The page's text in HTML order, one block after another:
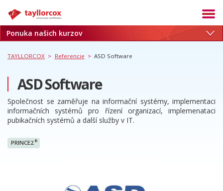
Akadémia
Termíny
Služby
Kariéra
Blog
O nás
Ponuka našich kurzov
TAYLLORCOX > Referencie > ASD Software
ASD Software
Společnost se zaměřuje na informační systémy, implementaci
informačních systémů pro řízení organizací, implemenataci
pubikačních systémů a další služby v IT.
PRINCE2 ®